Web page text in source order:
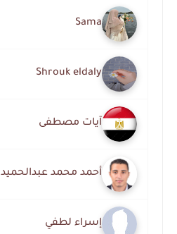
Sama
Shrouk eldaly
آيات مصطفى
أحمد محمد عبدالحميد
إسراء لطفي